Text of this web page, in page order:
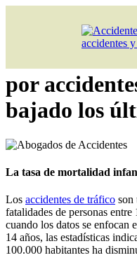
infantil por accidentes de
por
bajado los
La tasa de mortalidad
Los accidentes de tráfico son
fatalidades de personas
cuando los datos se enfocan
14 años, las estadísticas
100.000 habitantes ha